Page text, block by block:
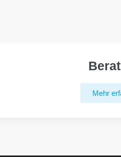
Mehr